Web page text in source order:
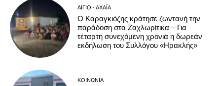
ΑΊΓΙΟ - ΑΧΑΪ́Α
Ο Καραγκιόζης κράτησε ζωντανή την
παράδοση στα Ζαχλωρίτικα – Για
τέταρτη συνεχόμενη χρονιά η δωρεάν
εκδήλωση του Συλλόγου «Ηρακλής»
ΚΟΙΝΩΝΊΑ